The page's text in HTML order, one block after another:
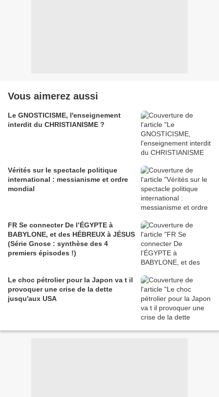
Vous aimerez aussi
Le GNOSTICISME, l'enseignement
interdit du CHRISTIANISME ?
Vérités sur le spectacle politique
international : messianisme et ordre
mondial
FR Se connecter De l’ÉGYPTE à
BABYLONE, et des HÉBREUX à JÉSUS
(Série Gnose : synthèse des 4
premiers épisodes !)
Le choc pétrolier pour la Japon va t il
provoquer une crise de la dette
jusqu'aux USA